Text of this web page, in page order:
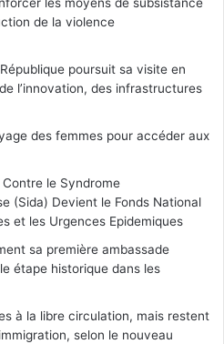
de la violence
poursuit sa visite en
l’innovation, des infrastructures
des femmes pour accéder aux
le Syndrome
(Sida) Devient le Fonds National
et les Urgences Epidemiques
sa première ambassade
étape historique dans les
à la libre circulation, mais restent
selon le nouveau